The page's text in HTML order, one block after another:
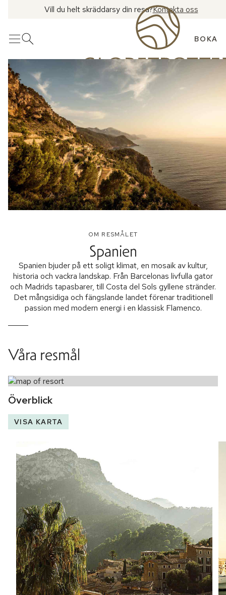
Vill du helt skräddarsy din resa?Kontakta oss
MenyÖppna sök BOKA
OM RESMÅLET
Spanien
Spanien bjuder på ett soligt klimat, en mosaik av kultur,
historia och vackra landskap. Från Barcelonas livfulla gator
och Madrids tapasbarer, till Costa del Sols gyllene stränder.
Det mångsidiga och fängslande landet förenar traditionell
passion med modern energi i en klassisk Flamenco.
Våra resmål
Överblick
VISA KARTA